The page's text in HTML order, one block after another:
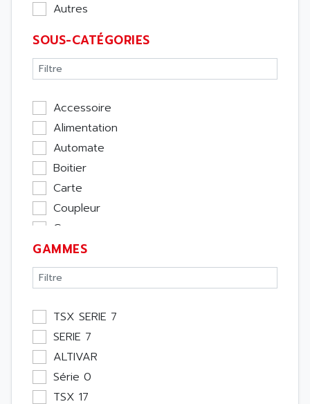
Autres
SOUS-CATÉGORIES
Accessoire
Alimentation
Automate
Boitier
Carte
Coupleur
Cpu
Ecran
Entrée / Sortie
Memoire
Module Métier
Moteur
Pupitre Opérateur
Rack
Etude
GAMMES
TSX SERIE 7
SERIE 7
ALTIVAR
Série 0
TSX 17